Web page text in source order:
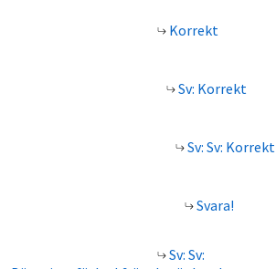
Korrekt
Sv: Korrekt
Sv: Sv: Korrekt
Svara!
Sv: Sv: